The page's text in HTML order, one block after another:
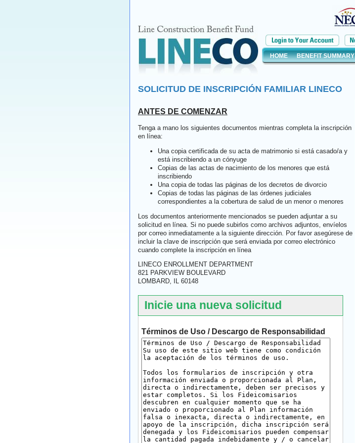
HOME BENEFIT SUMMARY
SOLICITUD DE INSCRIPCIÓN FAMILIAR LINECO
ANTES DE COMENZAR
Tenga a mano los siguientes documentos mientras completa la inscripción
en línea:
Una copia certificada de su acta de matrimonio si está casado/a y
está inscribiendo a un cónyuge
Copias de las actas de nacimiento de los menores que está
inscribiendo
Una copia de todas las páginas de los decretos de divorcio
Copias de todas las páginas de las órdenes judiciales
correspondientes a la cobertura de salud de un menor o menores
Los documentos anteriormente mencionados se pueden adjuntar a su
solicitud en línea. Si no puede subirlos como archivos adjuntos, envíelos
por correo inmediatamente a la siguiente dirección. Por favor asegúrese de
incluir la clave de inscripción que será enviada por correo electrónico
cuando complete la inscripción en línea
LINECO ENROLLMENT DEPARTMENT
821 PARKVIEW BOULEVARD
LOMBARD, IL 60148
Inicie una nueva solicitud
Términos de Uso / Descargo de Responsabilidad